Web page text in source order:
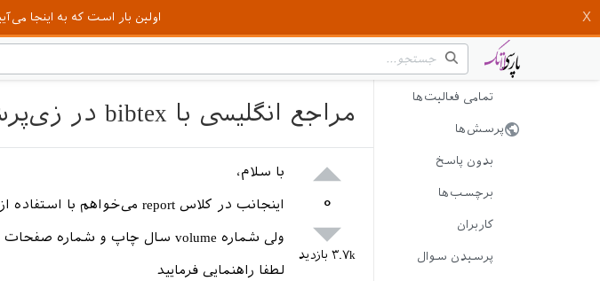
اولین بار است که به اینجا
تمامی فعالیت‌ها
پرسش‌ها
بدون پاسخ
برچسب‌ها
کاربران
پرسیدن سوال
مراجع انگلیسی با bibtex در زی‌پرشین درست حروف‌چینی نمی‌شوند.
۰
۳.۷k بازدید
با سلام،
اینجانب در کلاس report می‌خواهم با استفاده از bibtex مراجع را حروف‌چینی کنم.
ولی شماره volume سال چاپ و شماره صفحات به درستی حروفچینی نمی‌شوند.
لطفا راهنمایی فرمایید